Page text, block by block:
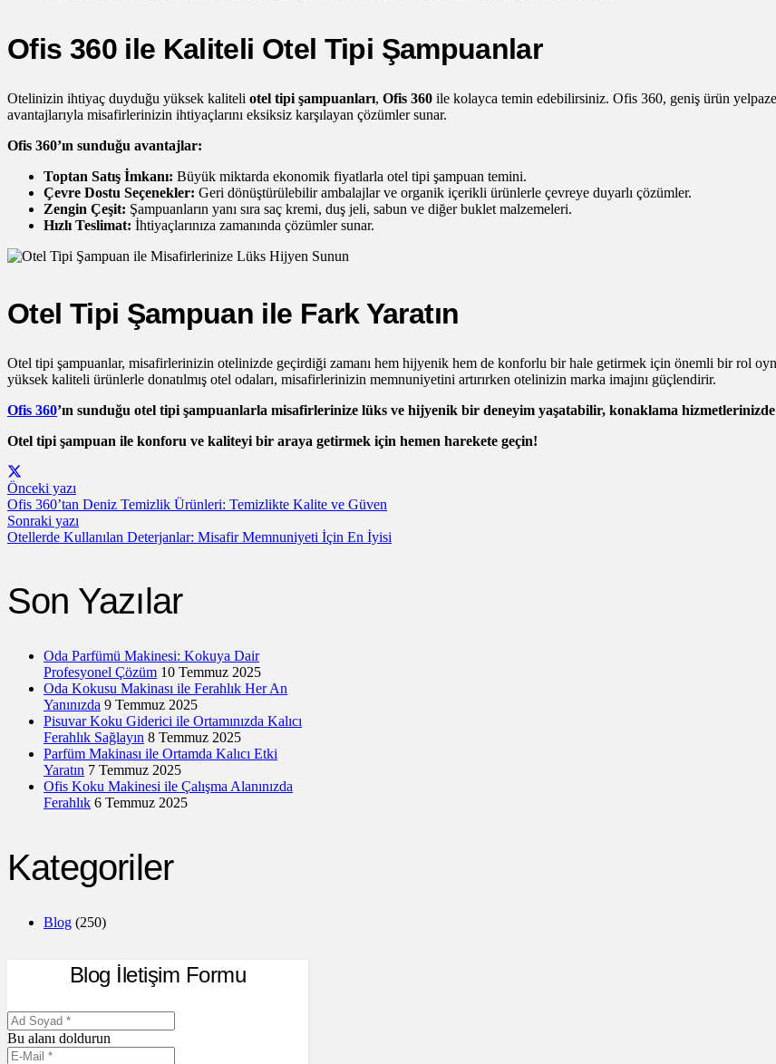
Ofis 360 ile Kaliteli Otel Tipi Şampuanlar
Otelinizin ihtiyaç duyduğu yüksek kaliteli otel tipi şampuanları, Ofis 360 ile kolayca temin edebilirsiniz. Ofis 360, geniş ürün
avantajlarıyla misafirlerinizin ihtiyaçlarını eksiksiz karşılayan çözümler sunar.
Ofis 360’ın sunduğu avantajlar:
Toptan Satış İmkanı: Büyük miktarda ekonomik fiyatlarla otel tipi şampuan temini.
Çevre Dostu Seçenekler: Geri dönüştürülebilir ambalajlar ve organik içerikli ürünlerle çevreye duyarlı çözümler.
Zengin Çeşit: Şampuanların yanı sıra saç kremi, duş jeli, sabun ve diğer buklet malzemeleri.
Hızlı Teslimat: İhtiyaçlarınıza zamanında çözümler sunar.
Otel Tipi Şampuan ile Fark Yaratın
Otel tipi şampuanlar, misafirlerinizin otelinizde geçirdiği zamanı hem hijyenik hem de konforlu bir hale getirmek için önemli bir rol
yüksek kaliteli ürünlerle donatılmış otel odaları, misafirlerinizin memnuniyetini artırırken otelinizin marka imajını güçlendirir.
Ofis 360’ın sunduğu otel tipi şampuanlarla misafirlerinize lüks ve hijyenik bir deneyim yaşatabilir, konaklama
Otel tipi şampuan ile konforu ve kaliteyi bir araya getirmek için hemen harekete geçin!
Önceki yazı
Ofis 360’tan Deniz Temizlik Ürünleri: Temizlikte Kalite ve Güven
Sonraki yazı
Otellerde Kullanılan Deterjanlar: Misafir Memnuniyeti İçin En İyisi
Son Yazılar
Oda Parfümü Makinesi: Kokuya Dair
Profesyonel Çözüm 10 Temmuz 2025
Oda Kokusu Makinası ile Ferahlık Her An
Yanınızda 9 Temmuz 2025
Pisuvar Koku Giderici ile Ortamınızda Kalıcı
Ferahlık Sağlayın 8 Temmuz 2025
Parfüm Makinası ile Ortamda Kalıcı Etki
Yaratın 7 Temmuz 2025
Ofis Koku Makinesi ile Çalışma Alanınızda
Ferahlık 6 Temmuz 2025
Kategoriler
Blog (250)
Blog İletişim Formu
Bu alanı doldurun